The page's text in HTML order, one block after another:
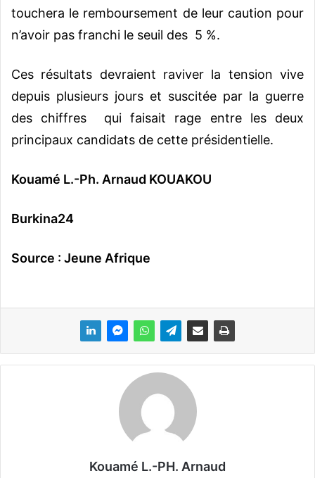
touchera le remboursement de leur caution pour
n’avoir pas franchi le seuil des 5 %.
Ces résultats devraient raviver la tension vive
depuis plusieurs jours et suscitée par la guerre
des chiffres qui faisait rage entre les deux
principaux candidats de cette présidentielle.
Kouamé L.-Ph. Arnaud KOUAKOU
Burkina24
Source : Jeune Afrique
Kouamé L.-PH. Arnaud